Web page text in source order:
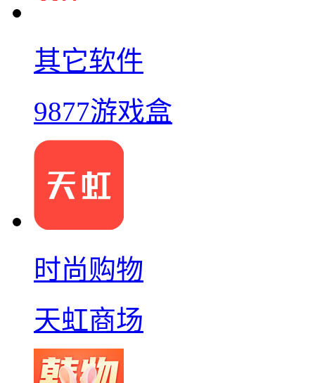
其它软件
9877游戏盒
时尚购物
天虹商场